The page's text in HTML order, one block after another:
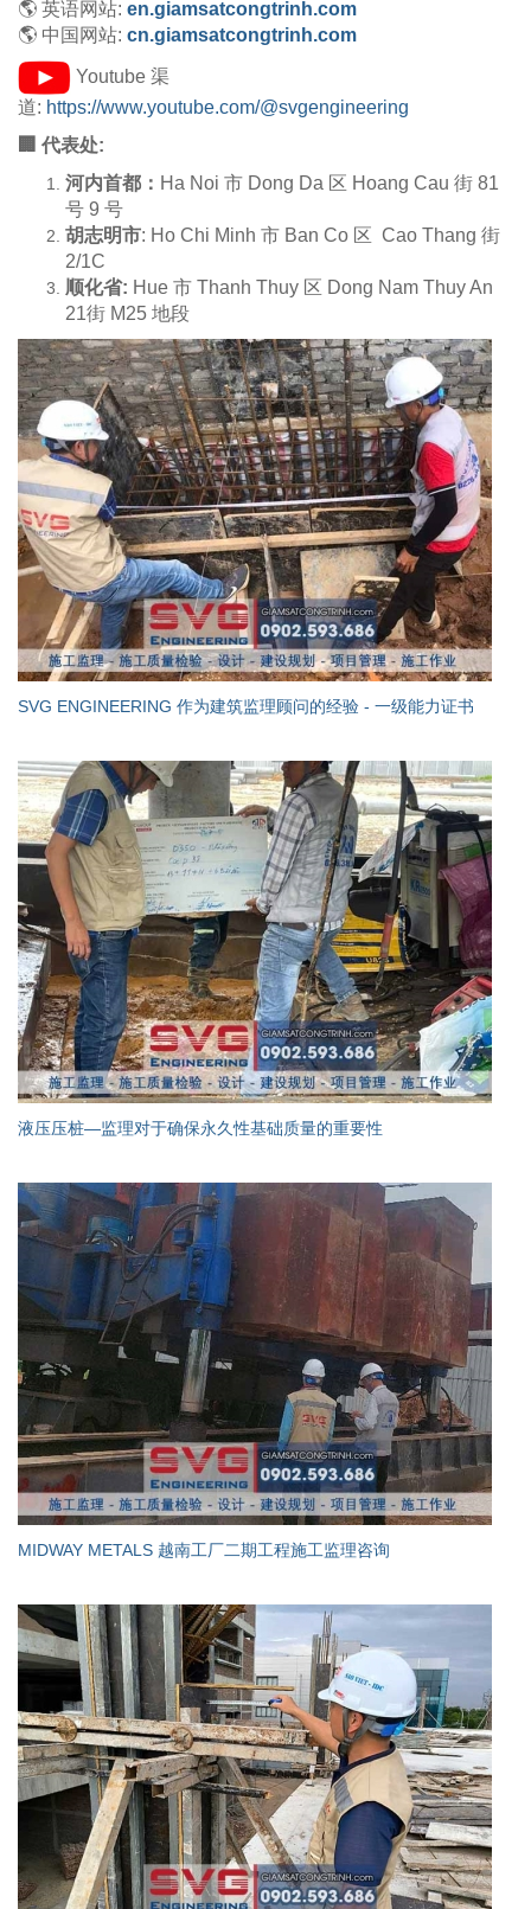
🌎 英语网站: en.giamsatcongtrinh.com
🌎 中国网站: cn.giamsatcongtrinh.com
Youtube 渠
道: https://www.youtube.com/@svgengineering
🏢 代表处:
河内首都： Ha Noi 市 Dong Da 区 Hoang Cau 街 81
号 9 号
胡志明市: Ho Chi Minh 市 Ban Co 区 Cao Thang 街
2/1C
顺化省: Hue 市 Thanh Thuy 区 Dong Nam Thuy An
21街 M25 地段
SVG ENGINEERING 作为建筑监理顾问的经验 - 一级能力证书
液压压桩—监理对于确保永久性基础质量的重要性
MIDWAY METALS 越南工厂二期工程施工监理咨询